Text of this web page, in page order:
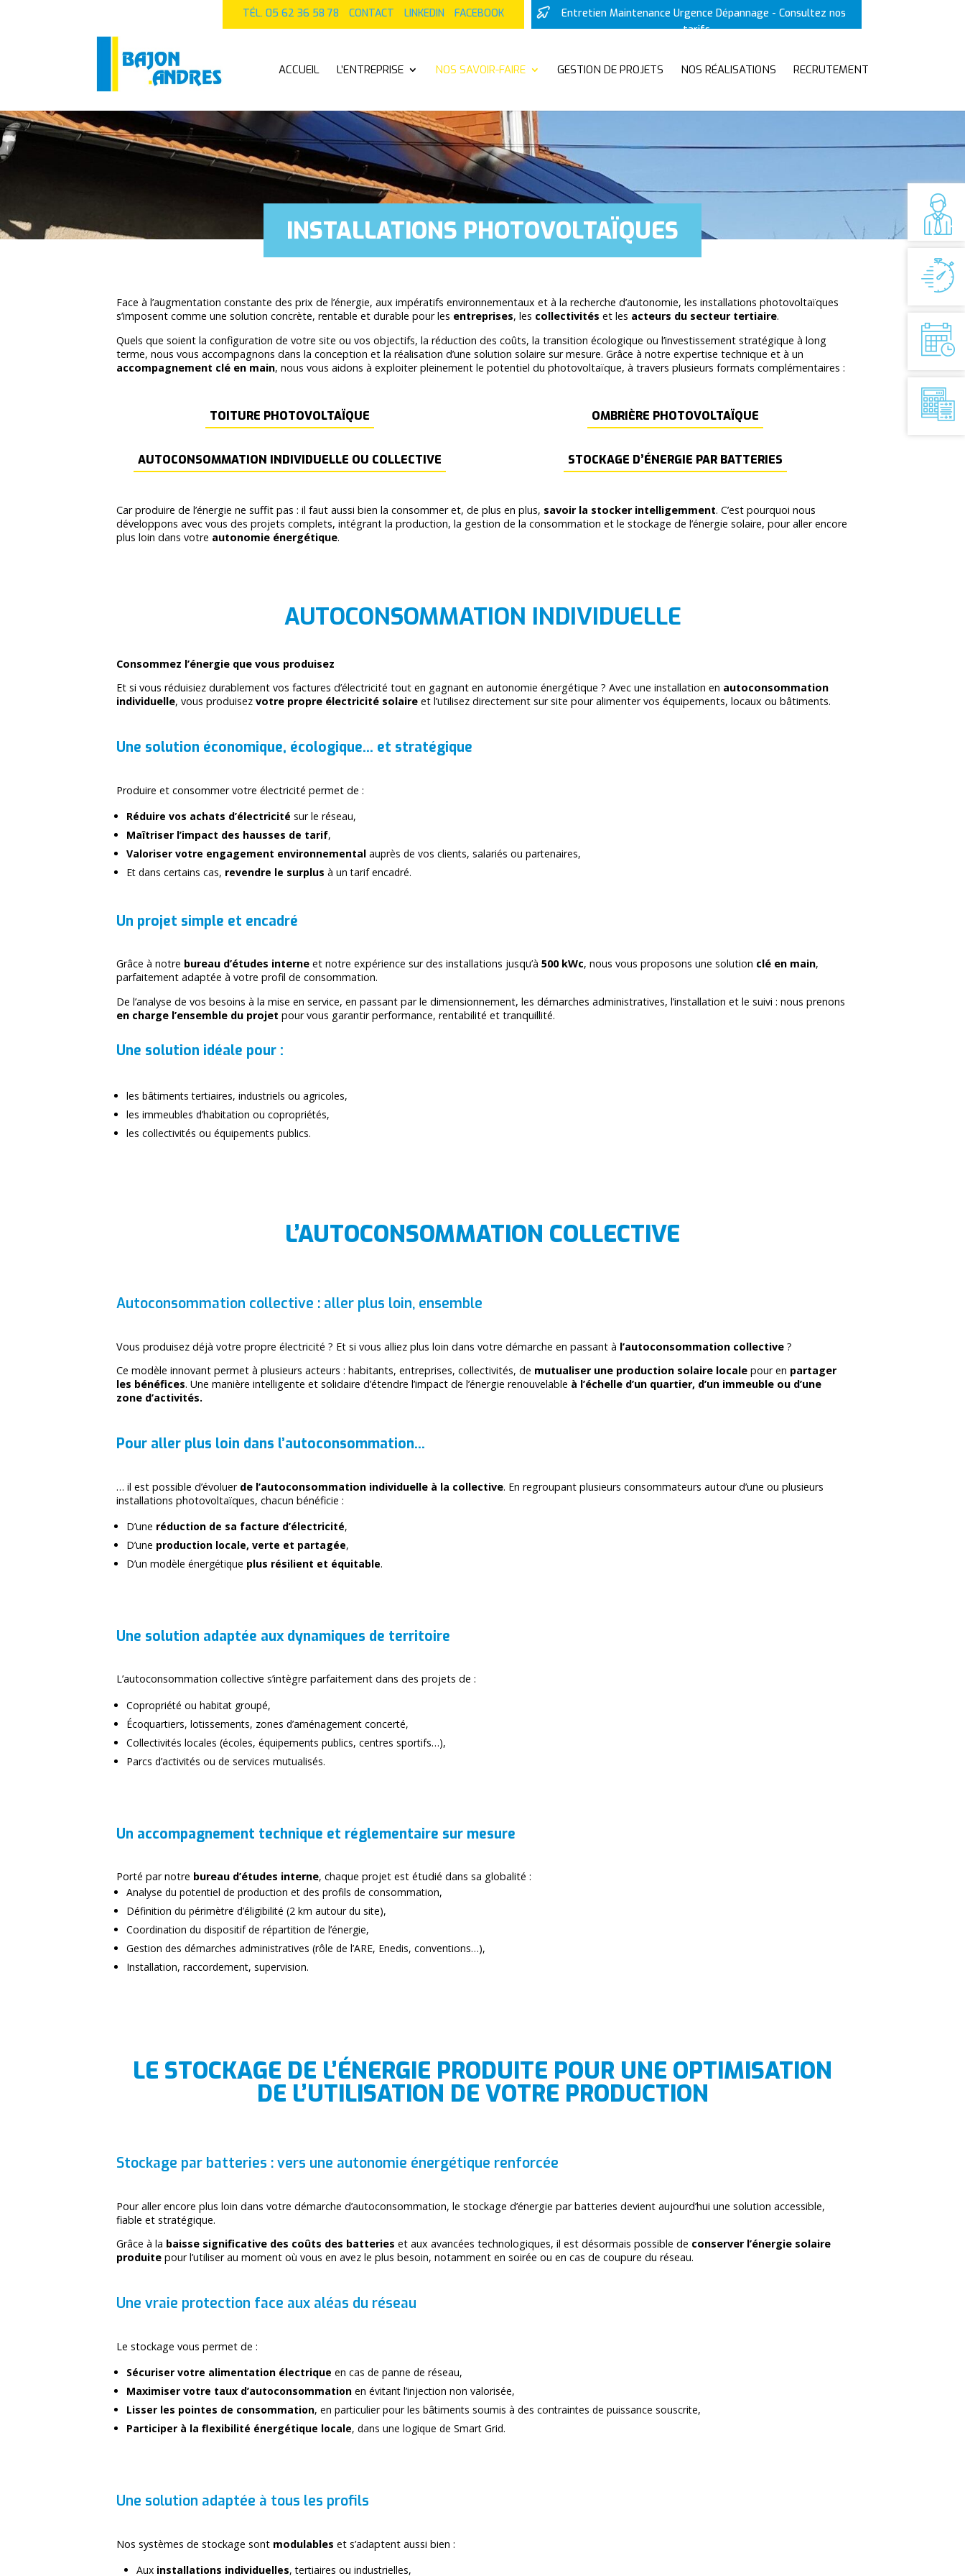
Entretien Maintenance Urgence Dépannage - Consultez nos
tarifs
TÉL. 05 62 36 58 78 CONTACT LINKEDIN FACEBOOK
ACCUEIL L’ENTREPRISE NOS SAVOIR-FAIRE GESTION DE PROJETS NOS RÉALISATIONS RECRUTEMENT
INSTALLATIONS PHOTOVOLTAÏQUES
Face à l’augmentation constante des prix de l’énergie, aux impératifs environnementaux et à la recherche d’autonomie, les installations photovoltaïques
s’imposent comme une solution concrète, rentable et durable pour les entreprises, les collectivités et les acteurs du secteur tertiaire.
Quels que soient la configuration de votre site ou vos objectifs, la réduction des coûts, la transition écologique ou l’investissement stratégique à long
terme, nous vous accompagnons dans la conception et la réalisation d’une solution solaire sur mesure. Grâce à notre expertise technique et à un
accompagnement clé en main, nous vous aidons à exploiter pleinement le potentiel du photovoltaïque, à travers plusieurs formats complémentaires :
TOITURE PHOTOVOLTAÏQUE
AUTOCONSOMMATION INDIVIDUELLE OU COLLECTIVE
OMBRIÈRE PHOTOVOLTAÏQUE
STOCKAGE D’ÉNERGIE PAR BATTERIES
Car produire de l’énergie ne suffit pas : il faut aussi bien la consommer et, de plus en plus, savoir la stocker intelligemment. C’est pourquoi nous
développons avec vous des projets complets, intégrant la production, la gestion de la consommation et le stockage de l’énergie solaire, pour aller encore
plus loin dans votre autonomie énergétique.
AUTOCONSOMMATION INDIVIDUELLE
Consommez l’énergie que vous produisez
Et si vous réduisiez durablement vos factures d’électricité tout en gagnant en autonomie énergétique ? Avec une installation en autoconsommation
individuelle, vous produisezvotre propre électricité solaire et l’utilisez directement sur site pour alimenter vos équipements, locaux ou bâtiments.
Une solution économique, écologique… et stratégique
Produire et consommer votre électricité permet de :
Réduire vos achats d’électricité sur le réseau,
Maîtriser l’impact des hausses de tarif,
Valoriser votre engagement environnemental auprès de vos clients, salariés ou partenaires,
Et dans certains cas, revendre le surplus à un tarif encadré.
Un projet simple et encadré
Grâce à notre bureau d’études interne et notre expérience sur des installations jusqu’à500 kWc, nous vous proposons une solution clé en main,
parfaitement adaptée à votre profil de consommation.
De l’analyse de vos besoins à la mise en service, en passant par le dimensionnement, les démarches administratives, l’installation et le suivi : nous prenons
en charge l’ensemble du projet pour vous garantir performance, rentabilité et tranquillité.
Une solution idéale pour :
les bâtiments tertiaires, industriels ou agricoles,
les immeubles d’habitation ou copropriétés,
les collectivités ou équipements publics.
L’AUTOCONSOMMATION COLLECTIVE
Autoconsommation collective : aller plus loin, ensemble
Vous produisez déjà votre propre électricité ? Et si vous alliez plus loin dans votre démarche en passant à l’autoconsommation collective ?
Ce modèle innovant permet à plusieurs acteurs : habitants, entreprises, collectivités, de mutualiser une production solaire locale pour en partager
les bénéfices. Une manière intelligente et solidaire d’étendre l’impact de l’énergie renouvelable à l’échelle d’un quartier, d’un immeuble ou d’une
zone d’activités.
Pour aller plus loin dans l’autoconsommation…
… il est possible d’évoluer de l’autoconsommation individuelle à la collective. En regroupant plusieurs consommateurs autour d’une ou plusieurs
installations photovoltaïques, chacun bénéficie :
D’une réduction de sa facture d’électricité,
D’une production locale, verte et partagée,
D’un modèle énergétique plus résilient et équitable.
Une solution adaptée aux dynamiques de territoire
L’autoconsommation collective s’intègre parfaitement dans des projets de :
Copropriété ou habitat groupé,
Écoquartiers, lotissements, zones d’aménagement concerté,
Collectivités locales (écoles, équipements publics, centres sportifs…),
Parcs d’activités ou de services mutualisés.
Un accompagnement technique et réglementaire sur mesure
Porté par notre bureau d’études interne, chaque projet est étudié dans sa globalité :
Analyse du potentiel de production et des profils de consommation,
Définition du périmètre d’éligibilité (2 km autour du site),
Coordination du dispositif de répartition de l’énergie,
Gestion des démarches administratives (rôle de l’ARE, Enedis, conventions…),
Installation, raccordement, supervision.
LE STOCKAGE DE L’ÉNERGIE PRODUITE POUR UNE OPTIMISATION
DE L’UTILISATION DE VOTRE PRODUCTION
Stockage par batteries : vers une autonomie énergétique renforcée
Pour aller encore plus loin dans votre démarche d’autoconsommation, le stockage d’énergie par batteries devient aujourd’hui une solution accessible,
fiable et stratégique.
Grâce à la baisse significative des coûts des batteries et aux avancées technologiques, il est désormais possible de conserver l’énergie solaire
produite pour l’utiliser au moment où vous en avez le plus besoin, notamment en soirée ou en cas de coupure du réseau.
Une vraie protection face aux aléas du réseau
Le stockage vous permet de :
Sécuriser votre alimentation électrique en cas de panne de réseau,
Maximiser votre taux d’autoconsommation en évitant l’injection non valorisée,
Lisser les pointes de consommation, en particulier pour les bâtiments soumis à des contraintes de puissance souscrite,
Participer à la flexibilité énergétique locale, dans une logique de Smart Grid.
Une solution adaptée à tous les profils
Nos systèmes de stockage sont modulables et s’adaptent aussi bien :
Aux installations individuelles, tertiaires ou industrielles,